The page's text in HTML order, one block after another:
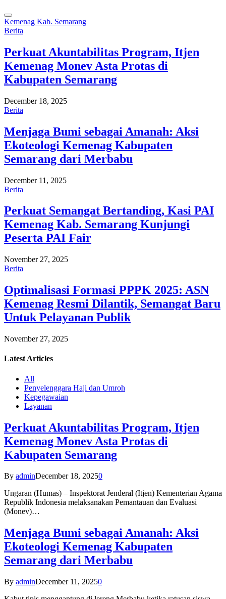
Kemenag Kab. Semarang
Berita
Perkuat Akuntabilitas Program, Itjen
Kemenag Monev Asta Protas di
Kabupaten Semarang
December 18, 2025
Berita
Menjaga Bumi sebagai Amanah: Aksi
Ekoteologi Kemenag Kabupaten
Semarang dari Merbabu
December 11, 2025
Berita
Perkuat Semangat Bertanding, Kasi PAI
Kemenag Kab. Semarang Kunjungi
Peserta PAI Fair
November 27, 2025
Berita
Optimalisasi Formasi PPPK 2025: ASN
Kemenag Resmi Dilantik, Semangat Baru
Untuk Pelayanan Publik
November 27, 2025
Latest Articles
All
Penyelenggara Haji dan Umroh
Kepegawaian
Layanan
Perkuat Akuntabilitas Program, Itjen
Kemenag Monev Asta Protas di
Kabupaten Semarang
By adminDecember 18, 20250
Ungaran (Humas) – Inspektorat Jenderal (Itjen) Kementerian Agama
Republik Indonesia melaksanakan Pemantauan dan Evaluasi
(Monev)…
Menjaga Bumi sebagai Amanah: Aksi
Ekoteologi Kemenag Kabupaten
Semarang dari Merbabu
By adminDecember 11, 20250